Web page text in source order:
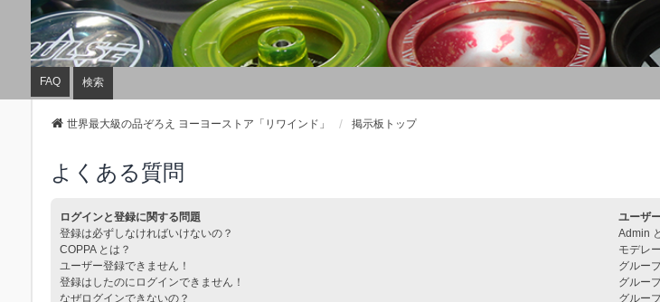
FAQ 検索
世界最大級の品ぞろえ ヨーヨーストア「リワインド」 掲示板トップ
よくある質問
ログインと登録に関する問題
登録は必ずしなければいけないの？
COPPA とは？
ユーザー登録できません！
登録はしたのにログインできません！
なぜログインできないの？
ユーザ
Admin
モデレ
グルー
グルー
グルー